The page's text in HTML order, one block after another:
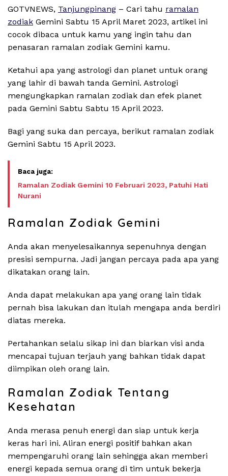
GOTVNEWS, Tanjungpinang – Cari tahu ramalan
zodiak Gemini Sabtu 15 April Maret 2023, artikel ini
cocok dibaca untuk kamu yang ingin tahu dan
penasaran ramalan zodiak Gemini kamu.
Ketahui apa yang astrologi dan planet untuk orang
yang lahir di bawah tanda Gemini. Astrologi
mengungkapkan ramalan zodiak dan efek planet
pada Gemini Sabtu Sabtu 15 April 2023.
Bagi yang suka dan percaya, berikut ramalan zodiak
Gemini Sabtu 15 April 2023.
Ramalan Zodiak Gemini 10 Februari 2023, Patuhi Hati
Nurani
Ramalan Zodiak Gemini
Anda akan menyelesaikannya sepenuhnya dengan
presisi sempurna. Jadi jangan percaya pada apa yang
dikatakan orang lain.
Anda dapat melakukan apa yang orang lain tidak
pernah bisa lakukan dan itulah mengapa anda berdiri
diatas mereka.
Pertahankan selalu sikap ini dan biarkan visi anda
mencapai tujuan terjauh yang bahkan tidak dapat
diimpikan oleh orang lain.
Ramalan Zodiak Tentang
Kesehatan
Anda merasa penuh energi dan siap untuk kerja
keras hari ini. Aliran energi positif bahkan akan
mempengaruhi orang lain sehingga akan memberi
energi kepada semua orang di tim untuk bekerja